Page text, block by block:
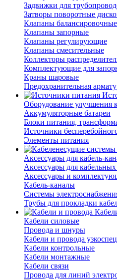
Задвижки для
Затворы поворотные
Клапаны балансировочные
Клапаны запорные
Клапаны регулирующие
Клапаны смесительные
Коллекторы
Комплектующие для
Краны шаровые
Предохранительная
Оборудование улучшения
Аккумуляторные батареи
Блоки питания,
Источники
Элементы питания
Аксессуары для кабель-
Аксессуары для кабельных
Аксессуары и
Кабель-каналы
Системы
Трубы для прокладки
Кабели силовые
Провода и шнуры
Кабели и провода
Кабели контрольные
Кабели монтажные
Кабели связи
Провода для линий